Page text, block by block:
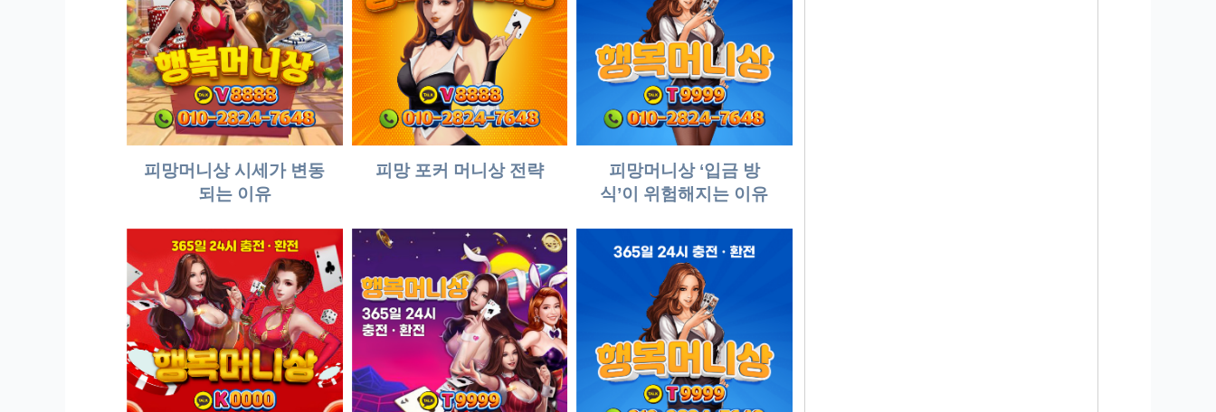
피망머니상 시세가 변동
되는 이유
피망 포커 머니상 전략
피망머니상 ‘입금 방
식’이 위험해지는 이유